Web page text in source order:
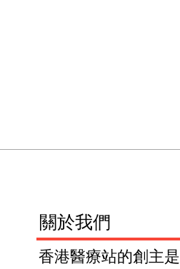
​關於我們
香港醫療站的創主是